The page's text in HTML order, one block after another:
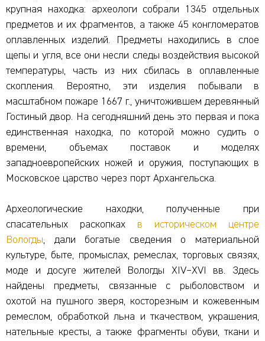
крупная находка: археологи собрали 1345 отдельных
предметов и их фрагментов, а также 45 конгломератов
оплавленных изделий. Предметы находились в слое
щепы и угля, все они несли следы воздействия высокой
температуры, часть из них сбилась в оплавленные
скопления. Вероятно, эти изделия побывали в
масштабном пожаре 1667 г., уничтожившем деревянный
Гостиный двор. На сегодняшний день это первая и пока
единственная находка, по которой можно судить о
времени, объемах поставок и моделях
западноевропейских ножей и оружия, поступающих в
Московское царство через порт Архангельска.
Археологические находки, полученные при
спасательных раскопках в историческом центре
Вологды, дали богатые сведения о материальной
культуре, быте, промыслах, ремеслах, торговых связях,
моде и досуге жителей Вологды XIV–XVI вв. Здесь
найдены предметы, связанные с рыболовством и
охотой на пушного зверя, косторезным и кожевенным
ремеслом, обработкой льна и ткачеством, украшения,
нательные кресты, а также фрагменты обуви, ткани и